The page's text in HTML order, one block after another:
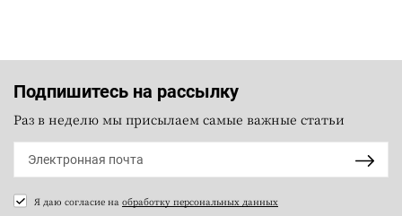
Подпишитесь на рассылку
Раз в неделю мы присылаем самые важные статьи
Я даю согласие на обработку персональных данных